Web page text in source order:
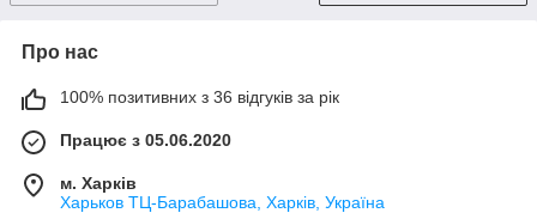
Про нас
100% позитивних з 36 відгуків за рік
Працює з 05.06.2020
м. Харків
Харьков ТЦ-Барабашова, Харків, Україна